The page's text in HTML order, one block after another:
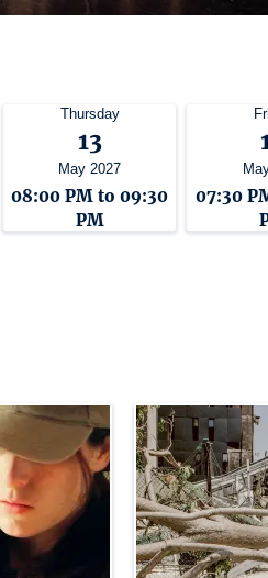
Thursday
13
May 2027
08:00 PM to 09:30
PM
07:30